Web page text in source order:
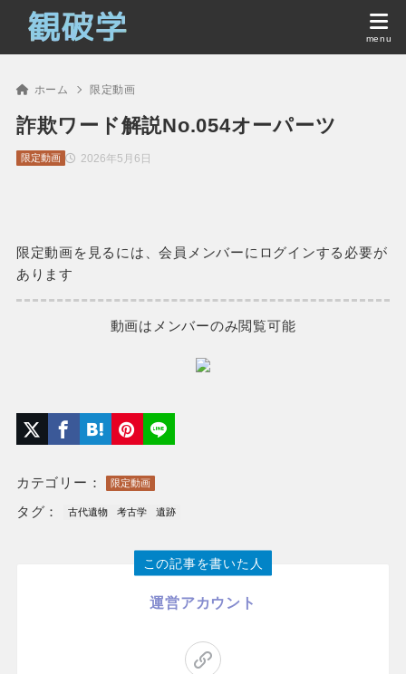
ホーム 限定動画
詐欺ワード解説No.054オーパーツ
2026年5月6日
限定動画
限定動画を見るには、会員メンバーにログインする必要が
あります
動画はメンバーのみ閲覧可能
カテゴリー： 限定動画
タグ： 古代遺物 考古学 遺跡
この記事を書いた人
運営アカウント